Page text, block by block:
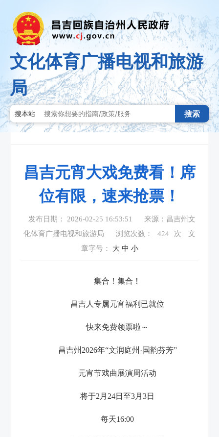
文化体育广播电视和旅游
局
搜本站 搜索
昌吉元宵大戏免费看！席
位有限，速来抢票！
发布日期： 2026-02-25 16:53:51
来源：昌吉州文
化体育广播电视和旅游局
浏览次数： 424 次
文
章字号： 大 中 小
集合！集合！
昌吉人专属元宵福利已就位
快来免费领票啦～
昌吉州2026年“文润庭州·国韵芬芳”
元宵节戏曲展演周活动
将于2月24日至3月3日
每天16:00